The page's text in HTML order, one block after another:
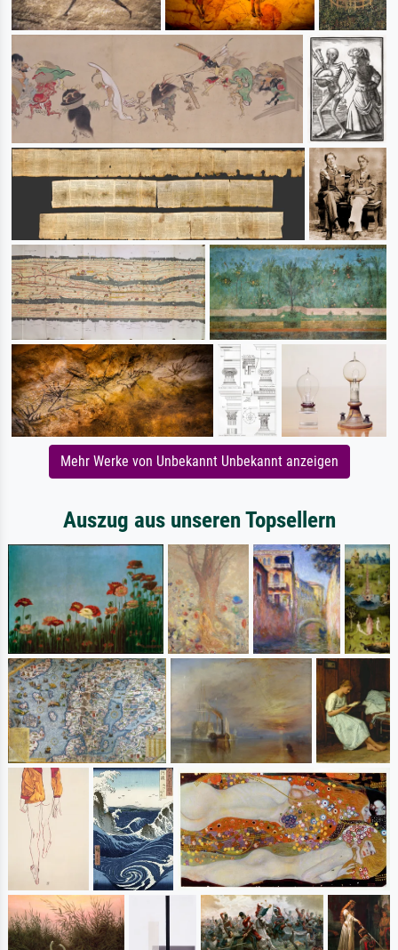
Mehr Werke von Unbekannt Unbekannt anzeigen
Auszug aus unseren Topsellern